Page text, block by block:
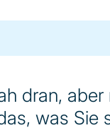
dran,
was Sie